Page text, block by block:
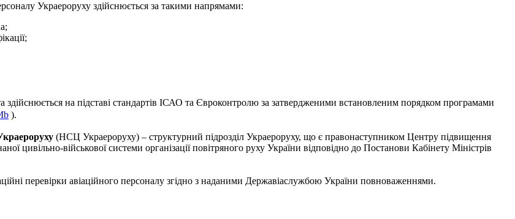
Украероруху здійснюється за такими напрямами:
здійснюється на підставі стандартів ІСАО та Євроконтролю за затвердженими встановленим порядком програмами
).
(НСЦ Украероруху) – структурний підрозділ Украероруху, що є правонаступником Центру підвищення
цивільно-військової системи організації повітряного руху України відповідно до Постанови Кабінету Міністрів
перевірки авіаційного персоналу згідно з наданими Державіаслужбою України повноваженнями.